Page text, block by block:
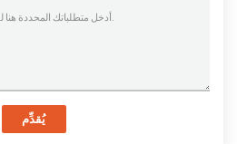
يُقدِّم